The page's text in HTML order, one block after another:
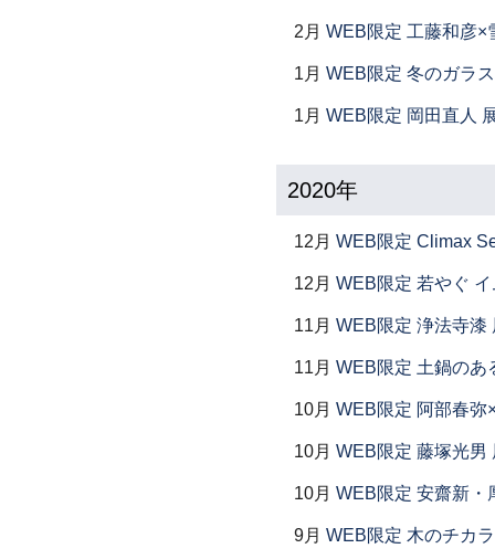
2月 WEB限定 工藤和彦×
1月 WEB限定 冬のガラ
1月 WEB限定 岡田直人
2020年
12月 WEB限定 Climax
12月 WEB限定 若やぐ
11月 WEB限定 浄法寺漆
11月 WEB限定 土鍋のあ
10月 WEB限定 阿部春弥
10月 WEB限定 藤塚光男
10月 WEB限定 安齋新・
9月 WEB限定 木のチカ